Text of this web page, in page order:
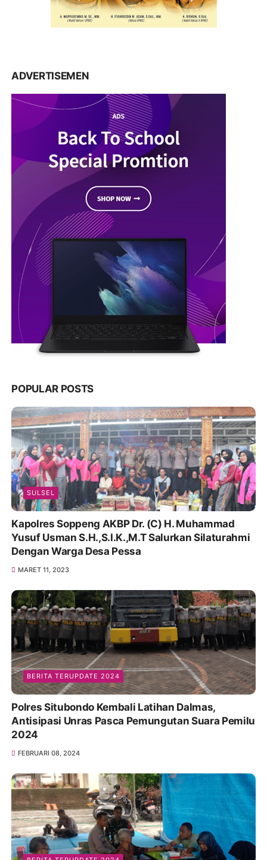
ADVERTISEMEN
POPULAR POSTS
SULSEL
Kapolres Soppeng AKBP Dr. (C) H. Muhammad
Yusuf Usman S.H.,S.I.K.,M.T Salurkan Silaturahmi
Dengan Warga Desa Pessa
MARET 11, 2023
BERITA TERUPDATE 2024
Polres Situbondo Kembali Latihan Dalmas,
Antisipasi Unras Pasca Pemungutan Suara Pemilu
2024
FEBRUARI 08, 2024